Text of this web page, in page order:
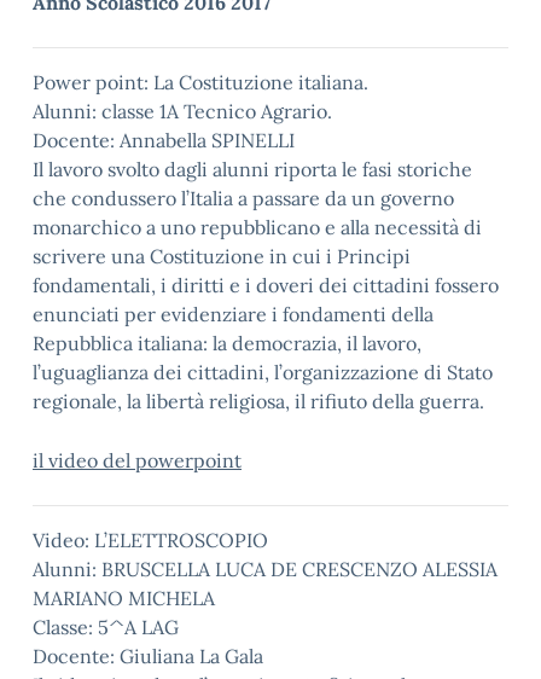
Power point: La Costituzione italiana.
Alunni: classe 1A Tecnico Agrario.
Docente: Annabella SPINELLI
Il lavoro svolto dagli alunni riporta le fasi storiche
che condussero l’Italia a passare da un governo
monarchico a uno repubblicano e alla necessità di
scrivere una Costituzione in cui i Principi
fondamentali, i diritti e i doveri dei cittadini fossero
enunciati per evidenziare i fondamenti della
Repubblica italiana: la democrazia, il lavoro,
l’uguaglianza dei cittadini, l’organizzazione di Stato
regionale, la libertà religiosa, il rifiuto della guerra.
il video del powerpoint
Video: L’ELETTROSCOPIO
Alunni: BRUSCELLA LUCA DE CRESCENZO ALESSIA
MARIANO MICHELA
Classe: 5^A LAG
Docente: Giuliana La Gala